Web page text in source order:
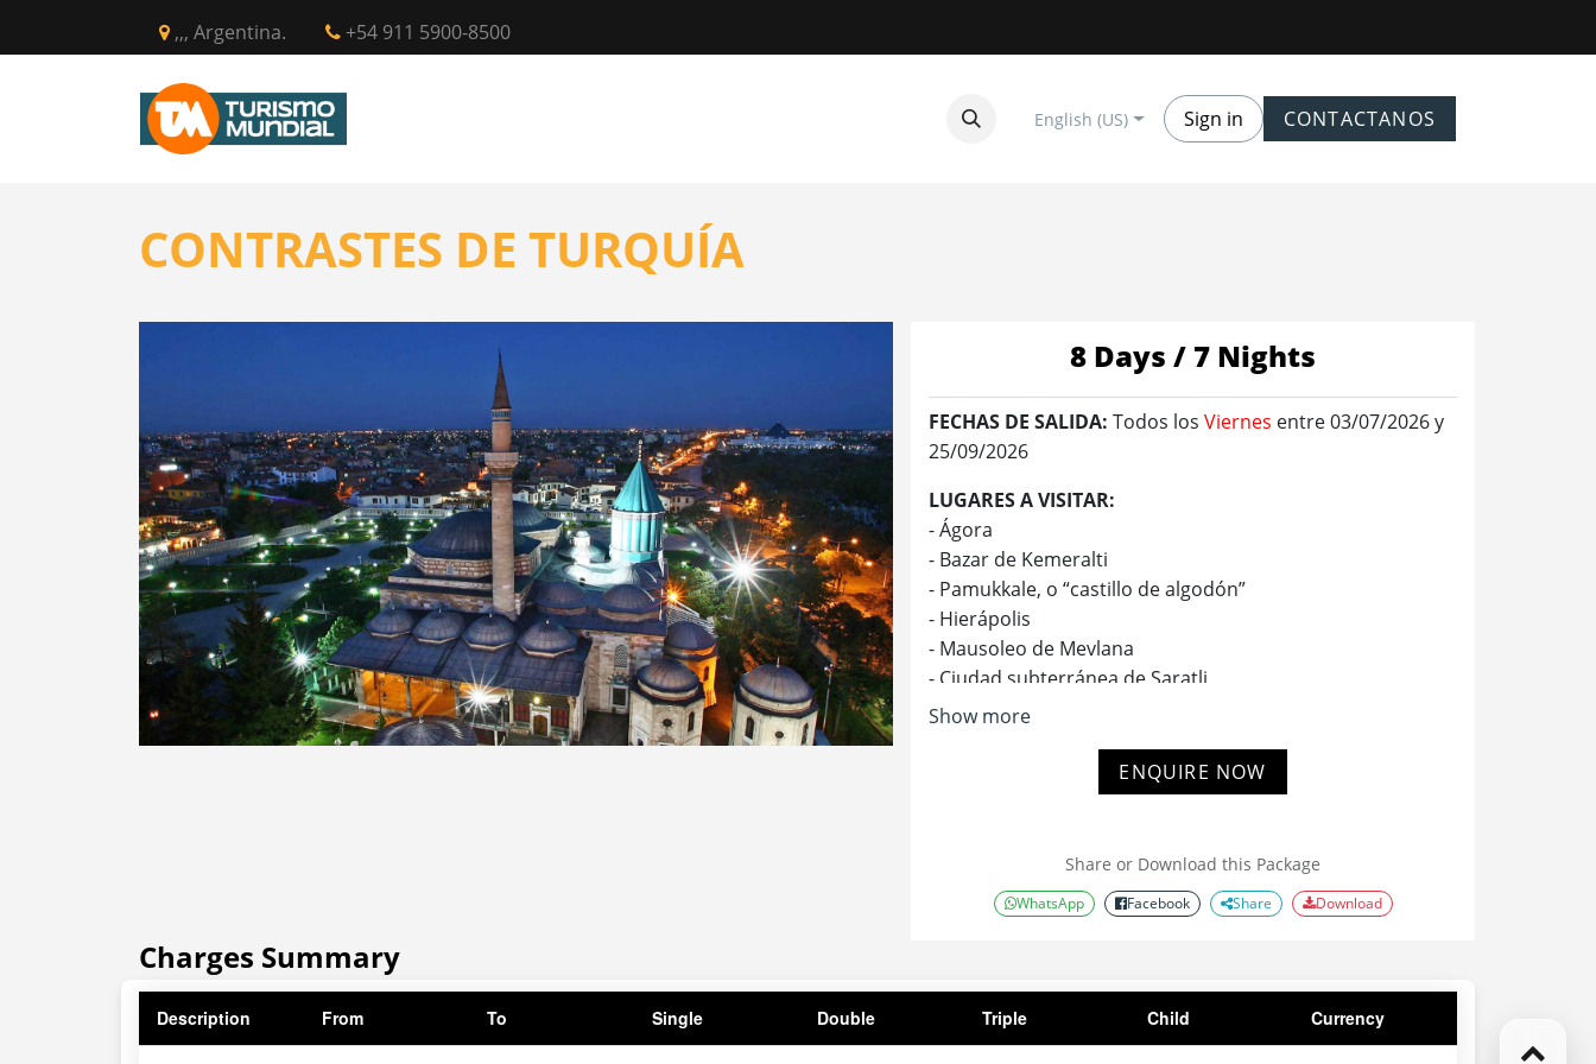
,,, Argentina. +54 911 5900-8500
English (US) Sign in CONTACTANOS
CONTRASTES DE TURQUÍA
8 Days / 7 Nights
FECHAS DE SALIDA: Todos los Viernes entre 03/07/2026 y
25/09/2026
LUGARES A VISITAR:
- Ágora
- Bazar de Kemeralti
- Pamukkale, o “castillo de algodón”
- Hierápolis
- Mausoleo de Mevlana
- Ciudad subterránea de Saratli
- Valle de Devrent
- El viñedo de Pasabag
- Tres Bellezas de Ürgüp
- Iglesia de San Juan
Show more
ENQUIRE NOW
Share or Download this Package
WhatsApp Facebook Share Download
Charges Summary
Description From To Single Double Triple Child Currency